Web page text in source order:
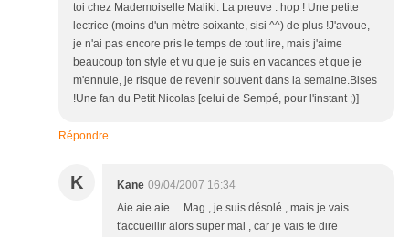
toi chez Mademoiselle Maliki. La preuve : hop ! Une petite
lectrice (moins d'un mètre soixante, sisi ^^) de plus !J'avoue,
je n'ai pas encore pris le temps de tout lire, mais j'aime
beaucoup ton style et vu que je suis en vacances et que je
m'ennuie, je risque de revenir souvent dans la semaine.Bises
!Une fan du Petit Nicolas [celui de Sempé, pour l'instant ;)]
Répondre
K Kane 09/04/2007 16:34
Aie aie aie ... Mag , je suis désolé , mais je vais
t'accueillir alors super mal , car je vais te dire